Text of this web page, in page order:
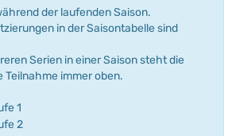
der laufenden Saison.
in der Saisontabelle sind
Serien in einer Saison steht die
immer oben.
1
2